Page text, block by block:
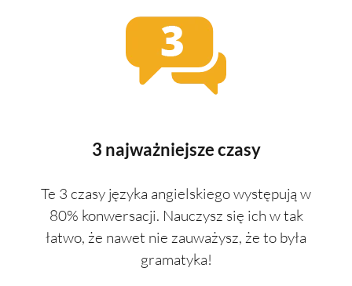
3 najważniejsze czasy
Te 3 czasy języka angielskiego występują w
80% konwersacji. Nauczysz się ich w tak
łatwo, że nawet nie zauważysz, że to była
gramatyka!